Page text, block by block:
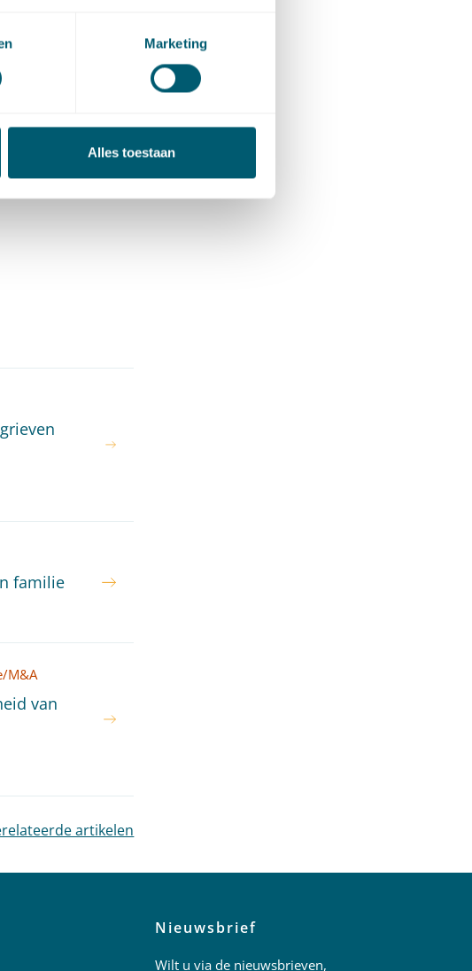
Marketing
Alles toestaan
familie
M&A
van
artikelen
Nieuwsbrief
Wilt u via de nieuwsbrieven,